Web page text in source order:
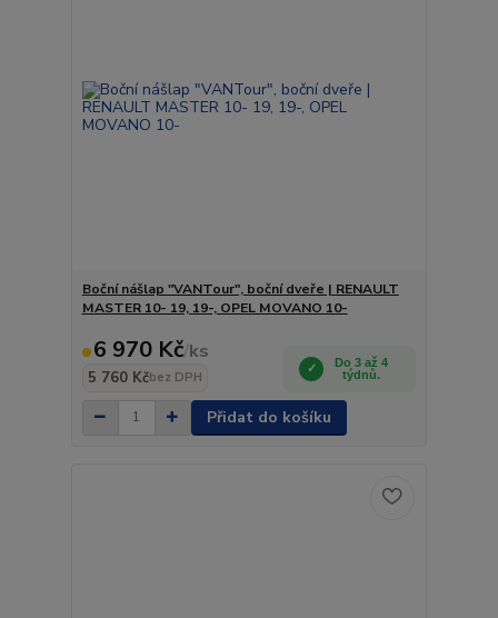
Boční nášlap "VANTour", boční dveře | RENAULT
MASTER 10- 19, 19-, OPEL MOVANO 10-
6 970 Kč/ks
5 760 Kčbez DPH
Do 3 až 4
týdnů.
Přidat do košíku